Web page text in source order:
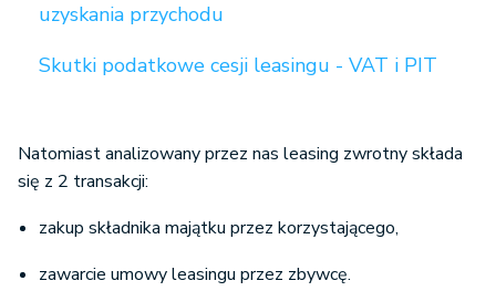
uzyskania przychodu
Skutki podatkowe cesji leasingu - VAT i PIT
Natomiast analizowany przez nas leasing zwrotny składa
się z 2 transakcji:
zakup składnika majątku przez korzystającego,
zawarcie umowy leasingu przez zbywcę.